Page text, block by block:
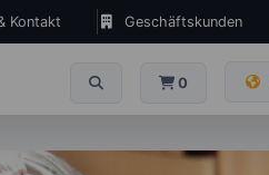
Kontakt Geschäftskunden
0